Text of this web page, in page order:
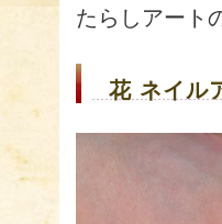
たらしアート
花 ネイ